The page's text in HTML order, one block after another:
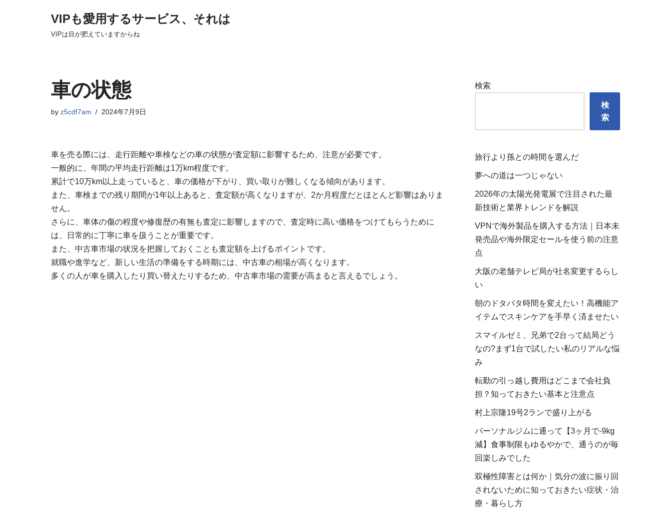
VIPも愛用するサービス、それは
VIPは目が肥えていますからね
車の状態
by z5cdf7am 2024年7月9日
車を売る際には、走行距離や車検などの車の状態が査定額に影響するため、注意が必要です。
一般的に、年間の平均走行距離は1万km程度です。
累計で10万km以上走っていると、車の価格が下がり、買い取りが難しくなる傾向があります。
また、車検までの残り期間が1年以上あると、査定額が高くなりますが、2か月程度だとほとんど影響はありま
せん。
さらに、車体の傷の程度や修復歴の有無も査定に影響しますので、査定時に高い価格をつけてもらうために
は、日常的に丁寧に車を扱うことが重要です。
また、中古車市場の状況を把握しておくことも査定額を上げるポイントです。
就職や進学など、新しい生活の準備をする時期には、中古車の相場が高くなります。
多くの人が車を購入したり買い替えたりするため、中古車市場の需要が高まると言えるでしょう。
検索
検
索
旅行より孫との時間を選んだ
夢への道は一つじゃない
2026年の太陽光発電展で注目された最
新技術と業界トレンドを解説
VPNで海外製品を購入する方法｜日本未
発売品や海外限定セールを使う前の注意
点
大阪の老舗テレビ局が社名変更するらし
い
朝のドタバタ時間を変えたい！高機能ア
イテムでスキンケアを手早く済ませたい
スマイルゼミ、兄弟で2台って結局どう
なの?まず1台で試したい私のリアルな悩
み
転勤の引っ越し費用はどこまで会社負
担？知っておきたい基本と注意点
村上宗隆19号2ランで盛り上がる
パーソナルジムに通って【3ヶ月で-9kg
減】食事制限もゆるやかで、通うのが毎
回楽しみでした
双極性障害とは何か｜気分の波に振り回
されないために知っておきたい症状・治
療・暮らし方